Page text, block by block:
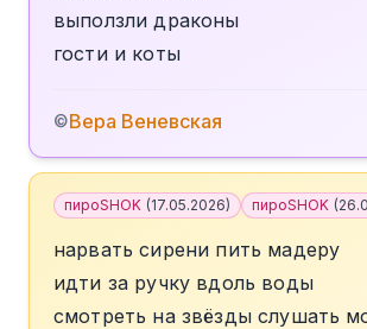
выползли драконы
гости и коты
©Вера Веневская
пироSHOK (17.05.2026) пироSHOK (
нарвать сирени пить мадеру
идти за ручку вдоль воды
смотреть на звёзды слушать